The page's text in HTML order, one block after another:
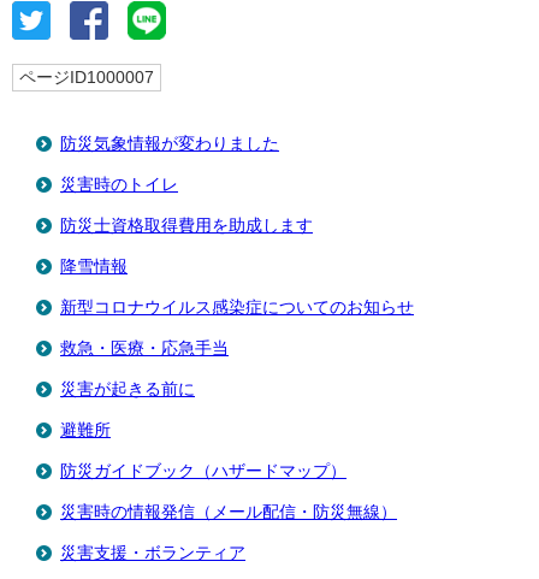
ページID1000007
防災気象情報が変わりました
災害時のトイレ
防災士資格取得費用を助成します
降雪情報
新型コロナウイルス感染症についてのお知らせ
救急・医療・応急手当
災害が起きる前に
避難所
防災ガイドブック（ハザードマップ）
災害時の情報発信（メール配信・防災無線）
災害支援・ボランティア